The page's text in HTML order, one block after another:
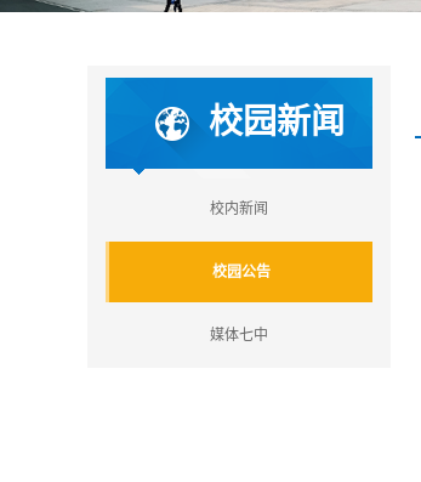
校园新闻
校内新闻
校园公告
媒体七中